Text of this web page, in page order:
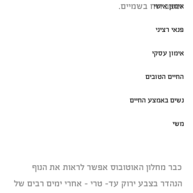
אימון אישי
פנאי רציני
אימון עסקי
החיים הטובים
נשים באמצע החיים
משי
ומצב רוח בשמיים.
כבר מחלון האוטובוס אפשר לראות את הנוף
הנהדר בצבע ירוק עד- טרי - אחרי ימים רבים של